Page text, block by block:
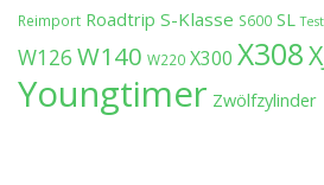
Reimport Roadtrip S-Klasse S600 SL Test
W126 W140 W220 X300 X308
Youngtimer Zwölfzylinder